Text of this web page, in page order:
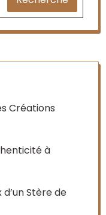
Créations
à
Stère de